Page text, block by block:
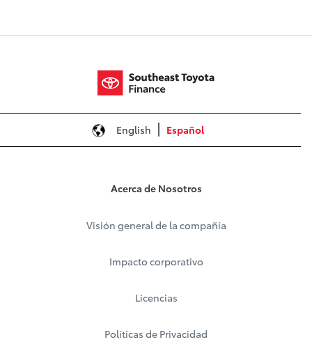
English Español
Acerca de Nosotros
Visión general de la compañía
Impacto corporativo
Licencias
Políticas de Privacidad